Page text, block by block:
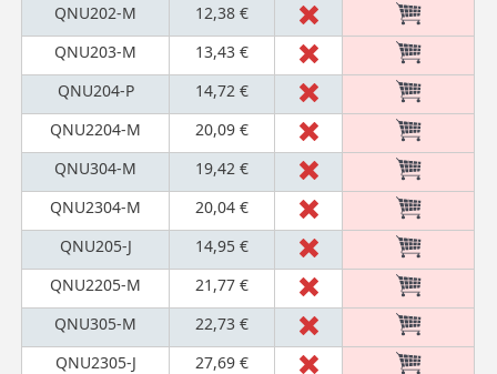
QNU202-M
12,38 €
QNU203-M
13,43 €
QNU204-P
14,72 €
QNU2204-M
20,09 €
QNU304-M
19,42 €
QNU2304-M
20,04 €
QNU205-J
14,95 €
QNU2205-M
21,77 €
QNU305-M
22,73 €
QNU2305-J
27,69 €